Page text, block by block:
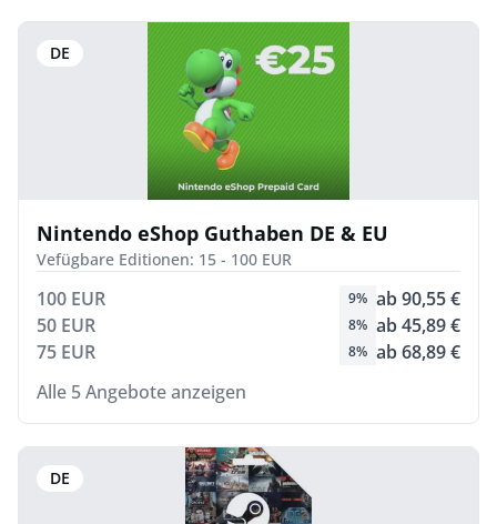
DE
Nintendo eShop Guthaben DE & EU
Vefügbare Editionen: 15 - 100 EUR
100 EUR 9% ab 90,55 €
50 EUR
8% ab 45,89 €
75 EUR
8% ab 68,89 €
Alle 5 Angebote anzeigen
DE